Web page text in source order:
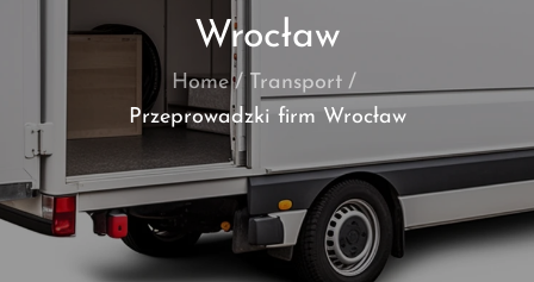
Wrocław
Home
Transport
Przeprowadzki firm Wrocław